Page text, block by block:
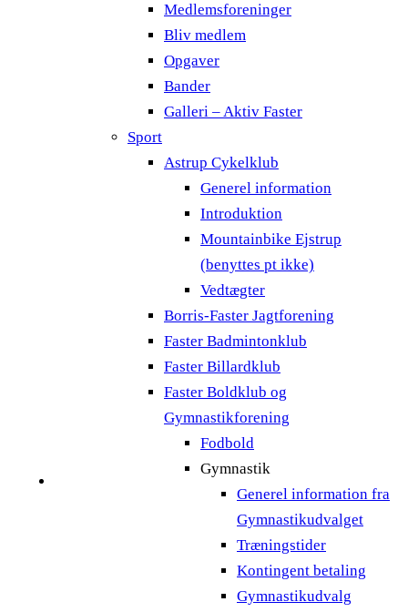
Medlemsforeninger
Bliv medlem
Opgaver
Bander
Galleri – Aktiv Faster
Sport
Astrup Cykelklub
Generel information
Introduktion
Mountainbike Ejstrup
(benyttes pt ikke)
Vedtægter
Borris-Faster Jagtforening
Faster Badmintonklub
Faster Billardklub
Faster Boldklub og
Gymnastikforening
Fodbold
Gymnastik
Generel information fra
Gymnastikudvalget
Træningstider
Kontingent betaling
Gymnastikudvalg